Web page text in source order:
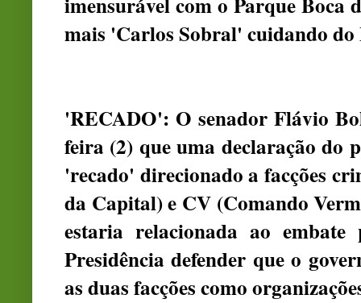
mais 'Carlos Sobral' cuidando do
'RECADO': O senador Flávio
feira (2) que uma declaração do
'recado' direcionado a facções
da Capital) e CV (Comando
estaria relacionada ao
Presidência defender que o
as duas facções como